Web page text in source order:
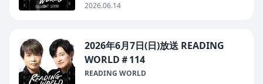
2026.06.14
2026年6月7日(日)放送 READING
WORLD＃114
READING WORLD